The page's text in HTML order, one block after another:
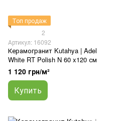
Топ продаж
2
Артикул: 16092
Керамогранит Kutahya | Adel
White RT Polish N 60 x120 см
1 120 грн/м²
Купить